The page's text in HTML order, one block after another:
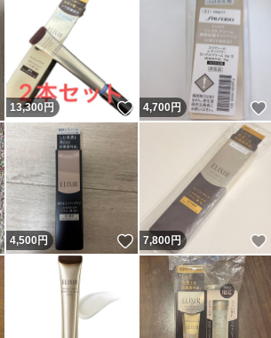
いいね！
13,300 円 いいね！
4,700円
いいね！
4,500円 いいね！
7,800円